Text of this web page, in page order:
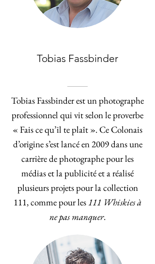
Tobias Fassbinder
Tobias Fassbinder est un photographe
professionnel qui vit selon le proverbe
« Fais ce qu’il te plaît ». Ce Colonais
d’origine s’est lancé en 2009 dans une
carrière de photographe pour les
médias et la publicité et a réalisé
plusieurs projets pour la collection
111, comme pour les111 Whiskies à
ne pas manquer.